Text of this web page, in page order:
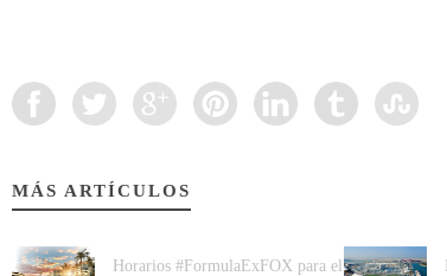
MÁS ARTÍCULOS
Horarios #FormulaExFOX para el